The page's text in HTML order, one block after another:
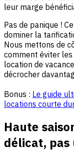
leur marge
Pas de panique !
dominer la
Nous mettons de
comment éviter
location de
décrocher
Bonus : Le guide
locations courte
Haute
délicat, pas